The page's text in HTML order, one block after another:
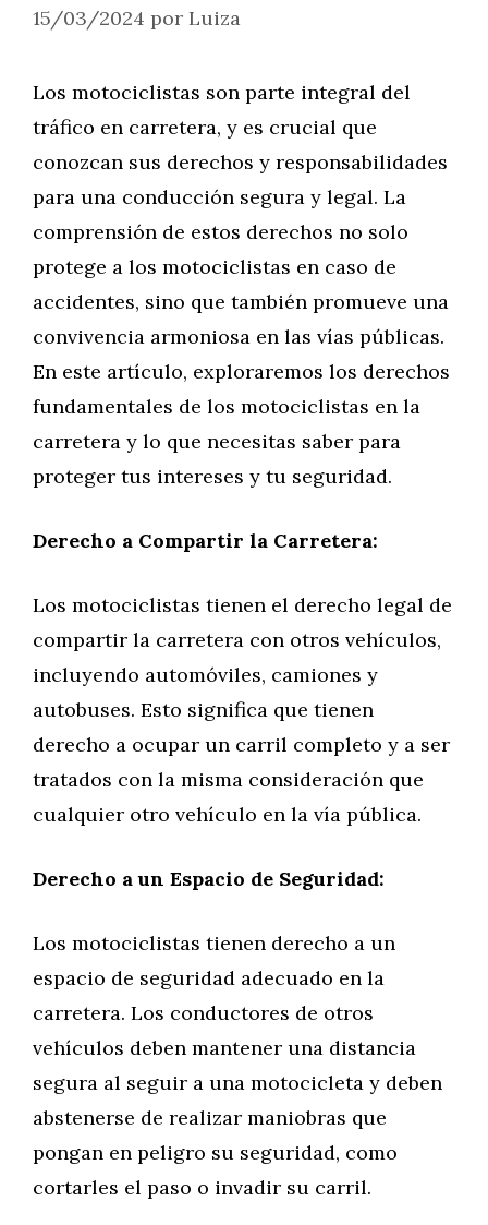
15/03/2024 por Luiza
Los motociclistas son parte integral del
tráfico en carretera, y es crucial que
conozcan sus derechos y responsabilidades
para una conducción segura y legal. La
comprensión de estos derechos no solo
protege a los motociclistas en caso de
accidentes, sino que también promueve una
convivencia armoniosa en las vías públicas.
En este artículo, exploraremos los derechos
fundamentales de los motociclistas en la
carretera y lo que necesitas saber para
proteger tus intereses y tu seguridad.
Derecho a Compartir la Carretera:
Los motociclistas tienen el derecho legal de
compartir la carretera con otros vehículos,
incluyendo automóviles, camiones y
autobuses. Esto significa que tienen
derecho a ocupar un carril completo y a ser
tratados con la misma consideración que
cualquier otro vehículo en la vía pública.
Derecho a un Espacio de Seguridad:
Los motociclistas tienen derecho a un
espacio de seguridad adecuado en la
carretera. Los conductores de otros
vehículos deben mantener una distancia
segura al seguir a una motocicleta y deben
abstenerse de realizar maniobras que
pongan en peligro su seguridad, como
cortarles el paso o invadir su carril.